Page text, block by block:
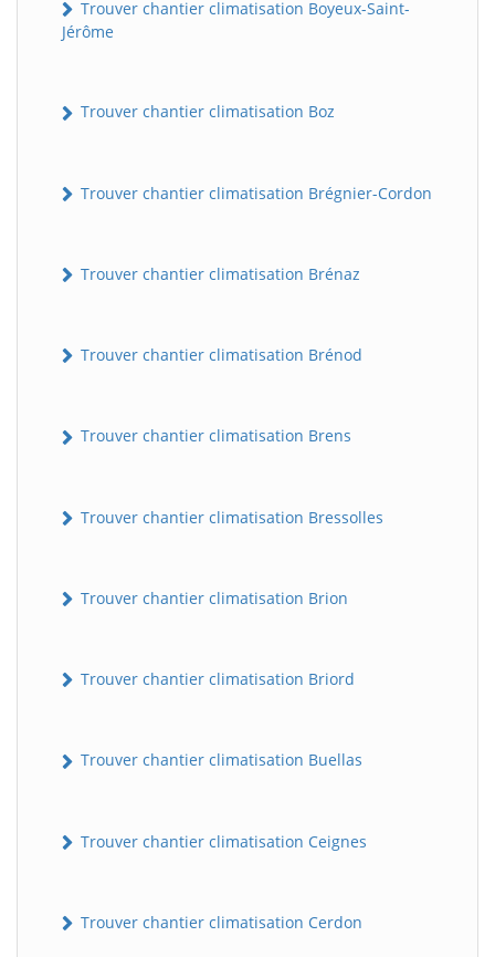
Trouver chantier climatisation Boyeux-Saint-
Jérôme
Trouver chantier climatisation Boz
Trouver chantier climatisation Brégnier-Cordon
Trouver chantier climatisation Brénaz
Trouver chantier climatisation Brénod
Trouver chantier climatisation Brens
Trouver chantier climatisation Bressolles
Trouver chantier climatisation Brion
Trouver chantier climatisation Briord
Trouver chantier climatisation Buellas
Trouver chantier climatisation Ceignes
Trouver chantier climatisation Cerdon